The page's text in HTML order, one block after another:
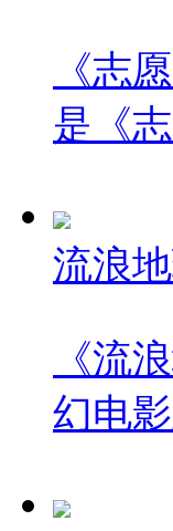
《志
是《
流浪
《流
幻电